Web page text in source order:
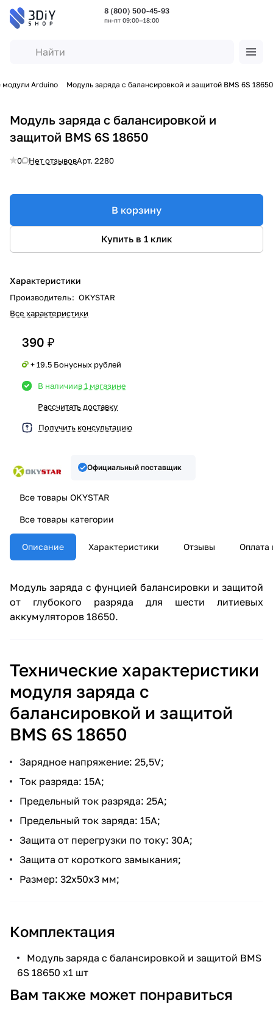
8 (800) 500-45-93
пн-пт 09:00—18:00
модули Arduino Модуль заряда с балансировкой и защитой BMS 6S 18650
Модуль заряда с балансировкой и
защитой BMS 6S 18650
0 Нет отзывовАрт. 2280
В корзину
Купить в 1 клик
Характеристики
Производитель: OKYSTAR
Все характеристики
390 ₽
+ 19.5 Бонусных рублей
В наличиив 1 магазине
Рассчитать доставку
Получить консультацию
Официальный поставщик
Все товары OKYSTAR
Все товары категории
Описание Характеристики Отзывы Оплата
Модуль заряда с фунцией балансировки и защитой
от глубокого разряда для шести литиевых
аккумуляторов 18650.
Технические характеристики
модуля заряда с
балансировкой и защитой
BMS 6S 18650
Зарядное напряжение: 25,5V;
Ток разряда: 15A;
Предельный ток разряда: 25A;
Предельный ток заряда: 15A;
Защита от перегрузки по току: 30А;
Защита от короткого замыкания;
Размер: 32x50x3 мм;
Комплектация
Модуль заряда с балансировкой и защитой BMS
6S 18650 х1 шт
Вам также может понравиться